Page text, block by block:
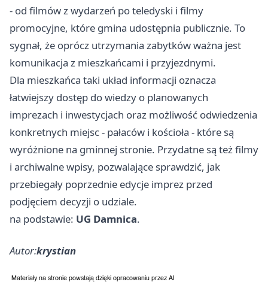
- od filmów z wydarzeń po teledyski i filmy
promocyjne, które gmina udostępnia publicznie. To
sygnał, że oprócz utrzymania zabytków ważna jest
komunikacja z mieszkańcami i przyjezdnymi.
Dla mieszkańca taki układ informacji oznacza
łatwiejszy dostęp do wiedzy o planowanych
imprezach i inwestycjach oraz możliwość odwiedzenia
konkretnych miejsc - pałaców i kościoła - które są
wyróżnione na gminnej stronie. Przydatne są też filmy
i archiwalne wpisy, pozwalające sprawdzić, jak
przebiegały poprzednie edycje imprez przed
podjęciem decyzji o udziale.
na podstawie: UG Damnica.
Autor:krystian